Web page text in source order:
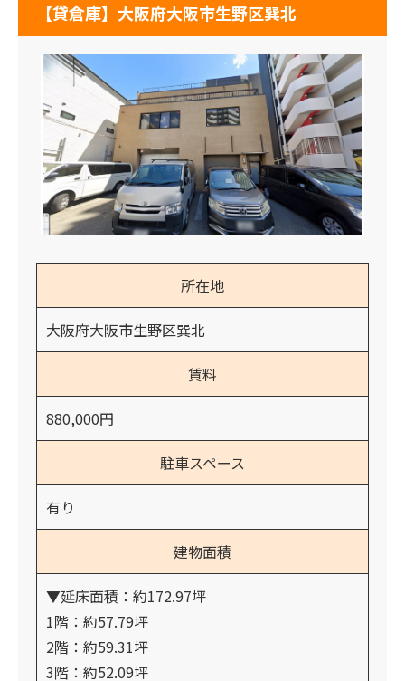
【貸倉庫】大阪府大阪市生野区巽北
所在地
大阪府大阪市生野区巽北
賃料
880,000円
駐車スペース
有り
建物面積
▼延床面積：約172.97坪
1階：約57.79坪
2階：約59.31坪
3階：約52.09坪